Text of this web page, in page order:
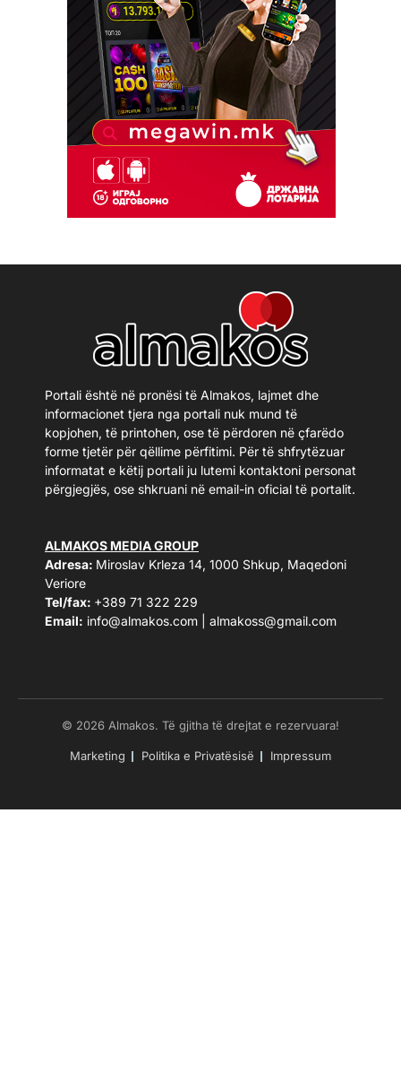
Portali është në pronësi të Almakos, lajmet dhe
informacionet tjera nga portali nuk mund të
kopjohen, të printohen, ose të përdoren në çfarëdo
forme tjetër për qëllime përfitimi. Për të shfrytëzuar
informatat e këtij portali ju lutemi kontaktoni personat
përgjegjës, ose shkruani në email-in oficial të portalit.
ALMAKOS MEDIA GROUP
Adresa: Miroslav Krleza 14, 1000 Shkup, Maqedoni
Veriore
Tel/fax: +389 71 322 229
Email: info@almakos.com almakoss@gmail.com
© 2026 Almakos. Të gjitha të drejtat e rezervuara!
Marketing Politika e Privatësisë Impressum